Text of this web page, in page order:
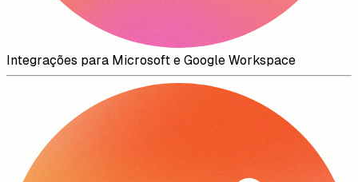
Integrações para Microsoft e Google Workspace